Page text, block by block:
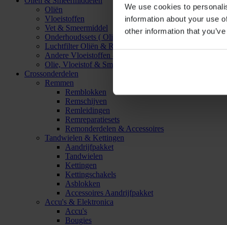
We use cookies to
information about your use
other information that
Oliën
Vloeistoffen
Vet & Smeermiddel
Onderhoudssets ( Olie & Filter)
Luchtfilter Oliën & Reinigers
Andere Vloeistoffen & Smeermiddelen
Olie, Vloeistof & Smeermiddel Accessoires
Crossonderdelen
Remmen
Remblokken
Remschijven
Remleidingen
Remreparatiesets
Remonderdelen & Accessoires
Tandwielen & Kettingen
Aandrijfpakket
Tandwielen
Kettingen
Kettingschakels
Asblokken
Accessoires Aandrijfpakket
Accu's & Elektronica
Accu's
Bougies